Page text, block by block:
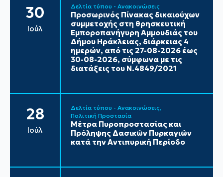
30
Ιούλ
Δελτία τύπου - Ανακοινώσεις
Προσωρινός Πίνακας δικαιούχων
συμμετοχής στη θρησκευτική
Εμποροπανήγυρη Αμμουδιάς του
Δήμου Ηράκλειας, διάρκειας 4
ημερών, από τις 27-08-2026 έως
30-08-2026, σύμφωνα με τις
διατάξεις του Ν.4849/2021
28
Ιούλ
Δελτία τύπου - Ανακοινώσεις
Πολιτική Προστασία
Μέτρα Πυροπροστασίας και
Πρόληψης Δασικών Πυρκαγιών
κατά την Αντιπυρική Περίοδο